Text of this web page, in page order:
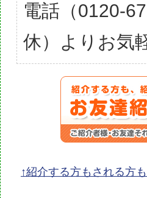
電話（0120-
休）よりお気
↑紹介する方もされる方